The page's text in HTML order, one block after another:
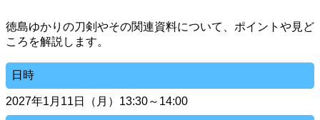
徳島ゆかりの刀剣やその関連資料について、ポイントや見ど
ころを解説します。
日時
2027年1月11日（月）13:30～14:00